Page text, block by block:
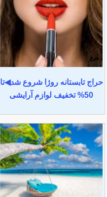
حراج تابستانه روژا شروع شد◀تا
50% تخفیف لوازم آرایشی